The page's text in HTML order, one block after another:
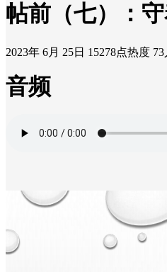
帖前（七）：
2023年 6月 25日 15278点热度
音频